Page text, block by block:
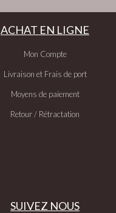
ACHAT EN LIGNE
Mon Compte
Livraison et Frais de port
Moyens de paiement
Retour / Rétractation
SUIVEZ NOUS